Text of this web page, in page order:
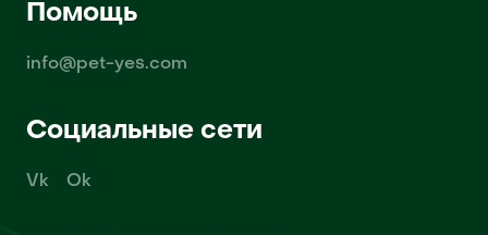
Помощь
info@pet-yes.com
Социальные сети
Vk Ok